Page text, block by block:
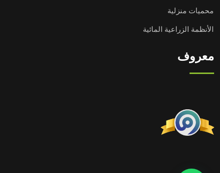
محميات منزلية
الأنظمة الزراعية المائية
معروف